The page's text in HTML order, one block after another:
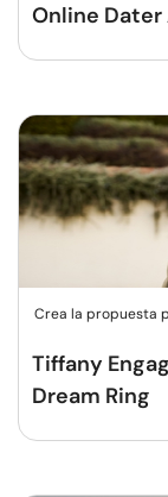
Online Dater
Crea la propuesta
Tiffany
Dream Ring